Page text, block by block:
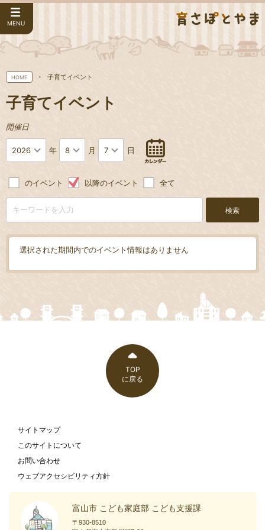
MENU
HOME 子育てイベント
子育てイベント
開催日
2026 年 8 月 7 日
のイベント 以降のイベント 全て
検索
選択された期間内でのイベント情報はありません
TOP
に戻る
サイトマップ
このサイトについて
お問い合わせ
ウェブアクセシビリティ方針
富山市 こども家庭部 こども支援課
〒930-8510